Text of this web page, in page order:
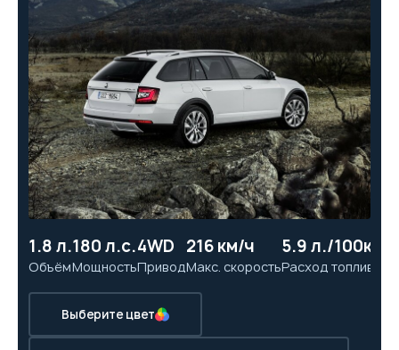
1.8 л.
Объём
180 л.с.
Мощность
4WD
Привод
216 км/ч
Макс. скорость
5.9 л./100км
Расход топлива
Выберите цвет